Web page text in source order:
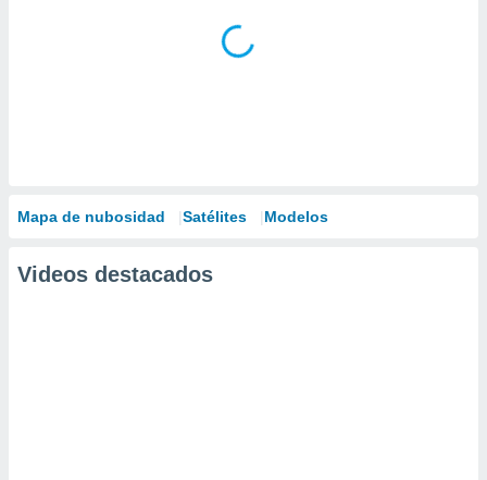
Mapa de nubosidad Satélites Modelos
Videos destacados